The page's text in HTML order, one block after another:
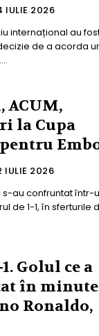
IULIE 2026
internațional au
de a acorda
ACUM,
la Cupa
pentru
IULIE 2026
s-au confruntat într-
de 1-1, în sferturile
Golul ce a
în
Ronaldo,